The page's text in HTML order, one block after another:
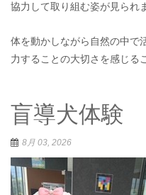
協力して取り組む姿が見られ
体を動かしながら自然の中で
力することの大切さを感じる
盲導犬体験
8月 03, 2026